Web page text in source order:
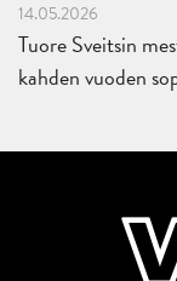
14.05.2026
Tuore Sveitsin
kahden vuoden